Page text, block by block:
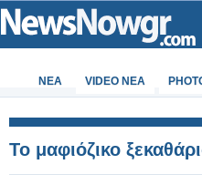
ΝΕΑ VIDEO NEA
Το μαφιόζικο